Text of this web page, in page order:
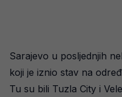
Sarajevo u posljednjih
koji je iznio stav na
Tu su bili Tuzla City i